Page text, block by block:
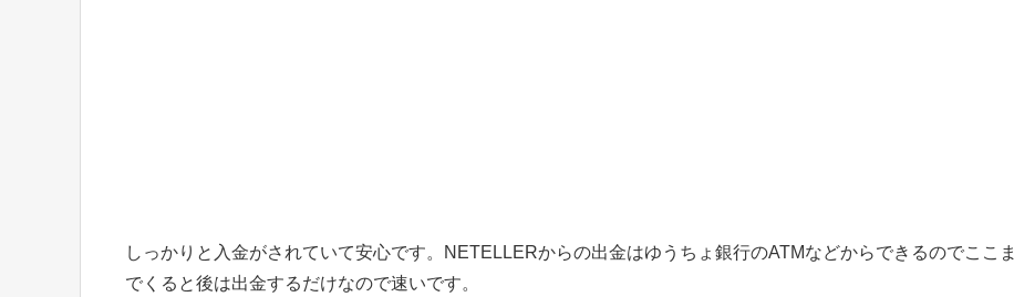
しっかりと入金がされていて安心です。NETELLERからの出金はゆうちょ銀行のATMなどからできるのでここま
でくると後は出金するだけなので速いです。